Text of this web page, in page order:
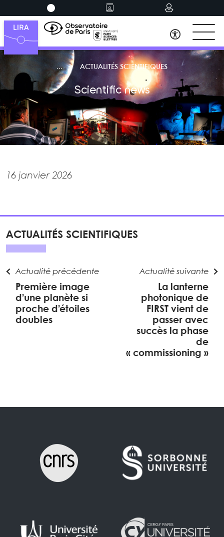
ACTUALITÉS SCIENTIFIQUES
Scientific news
16 janvier 2026
ACTUALITÉS SCIENTIFIQUES
Actualité précédente
Première image
d’une planète si
proche d’étoiles
doubles
Actualité suivante
La lanterne
photonique de
FIRST vient de
passer avec
succès la phase
de
« commissioning »